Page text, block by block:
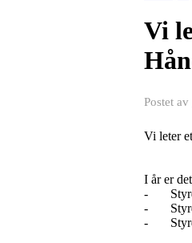
Vi
Postet av
Vi leter
I år er
-
-
-